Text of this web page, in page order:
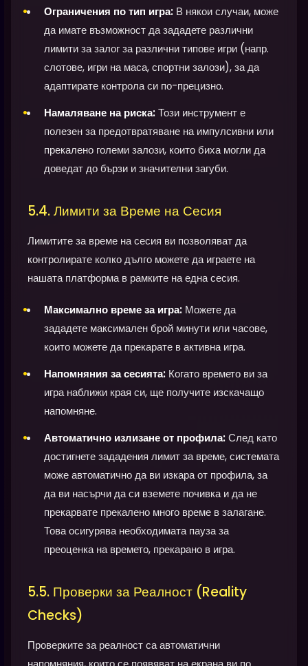
Ограничения по тип игра: В някои случаи, може
да имате възможност да зададете различни
лимити за залог за различни типове игри (напр.
слотове, игри на маса, спортни залози), за да
адаптирате контрола си по-прецизно.
Намаляване на риска:Този инструмент е
полезен за предотвратяване на импулсивни или
прекалено големи залози, които биха могли да
доведат до бързи и значителни загуби.
5.4. Лимити за Време на Сесия
Лимитите за време на сесия ви позволяват да
контролирате колко дълго можете да играете на
нашата платформа в рамките на една сесия.
Максимално време за игра: Можете да
зададете максимален брой минути или часове,
които можете да прекарате в активна игра.
Напомняния за сесията: Когато времето ви за
игра наближи края си, ще получите изскачащо
напомняне.
Автоматично излизане от профила:След като
достигнете зададения лимит за време, системата
може автоматично да ви изкара от профила, за
да ви насърчи да си вземете почивка и да не
прекарвате прекалено много време в залагане.
Това осигурява необходимата пауза за
преоценка на времето, прекарано в игра.
5.5. Проверки за Реалност (Reality
Checks)
Проверките за реалност са автоматични